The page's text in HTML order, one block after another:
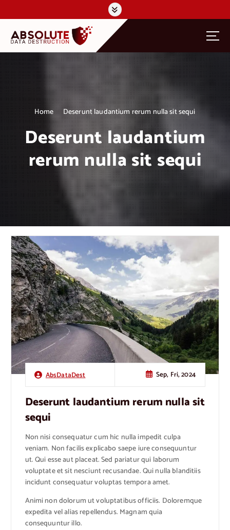
k
t
Home Deserunt laudantium rerum nulla sit sequi
Deserunt laudantium
rerum nulla sit sequi
AbsDataDest Sep, Fri, 2024
Deserunt laudantium rerum nulla sit
sequi
Non nisi consequatur cum hic nulla impedit culpa
veniam. Non facilis explicabo saepe iure consequuntur
ut. Qui esse aut placeat. Sed pariatur qui laborum
voluptate et sit nesciunt recusandae. Qui nulla blanditiis
incidunt consequatur voluptas tempora amet.
Animi non dolorum ut voluptatibus officiis. Doloremque
expedita vel alias repellendus. Magnam quia
consequuntur illo.